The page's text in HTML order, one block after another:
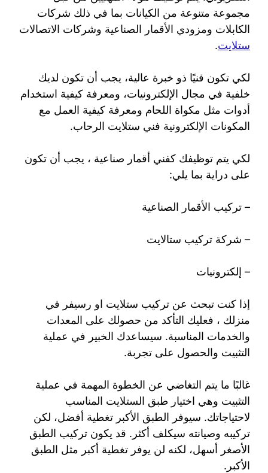
مجموعة متنوعة من الكيانات بما في ذلك شركات
الكابلات ومزودي الأقمار الصناعية وشركات الاتصالات
ستلايت.
لكي تكون فنيًا ذو خبرة عالية، يجب أن تكون لديك
خلفية في مجال الإلكترونيات، ومعرفة كيفية استخدام
أدوات مثل مكواة اللحام ومعرفة كيفية العمل مع
المكونات الإلكترونية فني ستلايت الرحاب.
لكي يتم توظيفك كفني أقمار صناعية ، يجب أن تكون
على دراية بما يلي:
– تركيب الأقمار الصناعية
– شركة تركيب ستالايت
– إلكترونيات
إذا كنت تبحث عن تركيب ستلايت او رسيفر في
منزلك ، فعليك التأكد من حصولك على المعدات
والخدمات المناسبة. سيساعدك الخبير في عملية
التثبيت والحصول على تجربة.
غالبًا ما يتم التغاضي عن الخطوة المهمة في عملية
التثبيت وهي اختيار طبق الستلايت المناسب
لاحتياجاتك. سيوفر الطبق الأكبر تغطية أفضل، لكن
تركيبه وصيانته سيكلف أكثر. قد يكون تركيب الطبق
الأصغر أسهل، لكنه لن يوفر تغطية أكبر مثل الطبق
الأكبر.